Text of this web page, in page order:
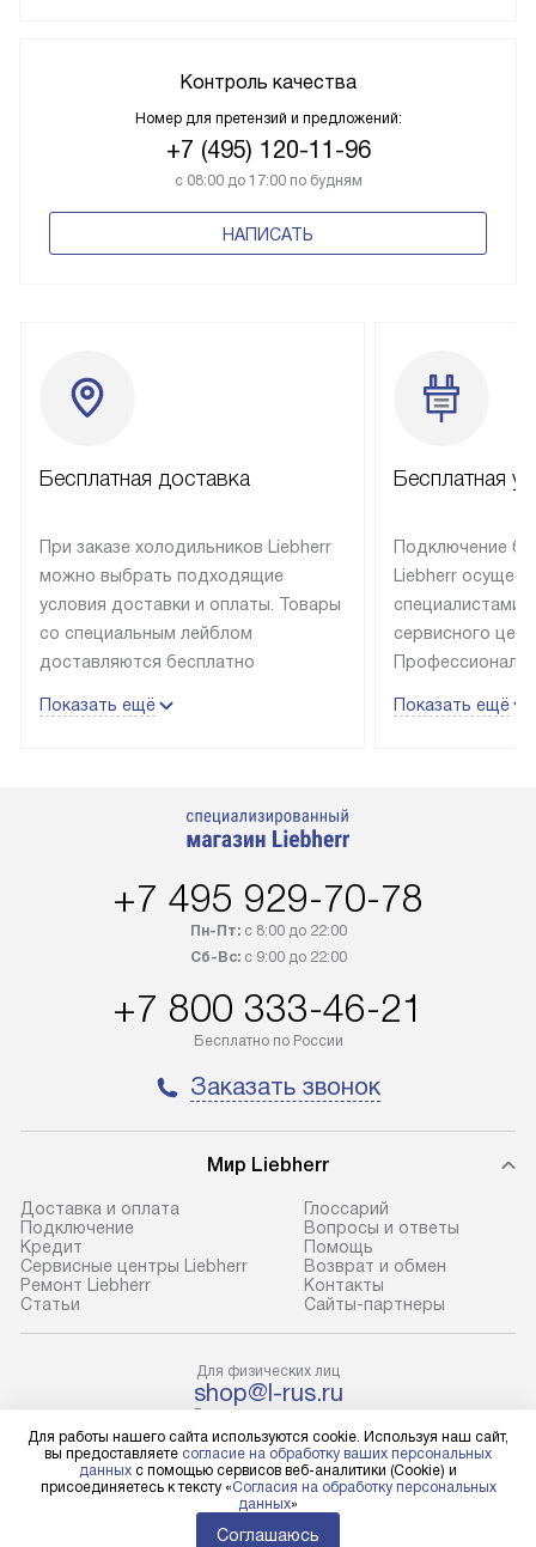
Контроль качества
Номер для претензий и предложений:
+7 (495) 120-11-96
с 08:00 до 17:00 по будням
НАПИСАТЬ
Бесплатная доставка
При заказе холодильников Liebherr
можно выбрать подходящие
условия доставки и оплаты. Товары
со специальным лейблом
доставляются бесплатно
до подъезда, выезд за МКАД
в течение трех дней. Доставка
регионы осуществляется через
100% предоплаты наша компания
до представительства
транспортной компании в городе
условия доставки у менеджера при
В оговоренный день служба
доставки доставит упакованный
прибор до подъезда. Если
требуется переместить прибор
до двери квартиры или до места
установки, пожалуйста,
с менеджером. За данную услугу
взимается дополнительная плата.
Учитывайте габариты прибора, если
они не позволяют пронести его
через дверной проем,
то сотрудники транспортной
службы не смогут демонтировать
Показать ещё
Бесплатная
Подключение
Liebherr
специалистами
сервисного
эксплуатации
Стоимость
обеспечивают
предполагают
холодильников
требующим
наличие крана.
и соединение
Техника
нишу или на
Показать ещё
+7 495 929-70-78
Пн-Пт:с 8:00 до 22:00
Сб-Вс:с 9:00 до 22:00
+7 800 333-46-21
Бесплатно по России
Заказать звонок
Мир Liebherr
Доставка и оплата
Подключение
Кредит
Сервисные центры Liebherr
Ремонт Liebherr
Cтатьи
Глоссарий
Вопросы и ответы
Помощь
Возврат и обмен
Контакты
Сайты-партнеры
Для физических лиц
shop@l-rus.ru
Для юридических лиц
business@kvalitet.company
НАПИСАТЬ РУКОВОДСТВУ
Для работы нашего сайта используются cookie. Используя наш сайт,
вы предоставляете согласие на обработку ваших персональных
данных с помощью сервисов веб-аналитики (Cookie) и
присоединяетесь к тексту «Согласия на обработку персональных
данных»
Соглашаюсь